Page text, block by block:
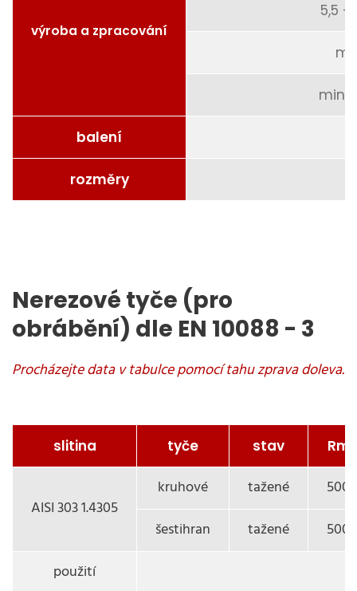
výroba a zpracování
5,5
min.
balení
rozměry
Nerezové tyče (pro
obrábění) dle EN 10088 - 3
slitina tyče stav Rm
AISI 303 1.4305
kruhové tažené
500
šestihran
tažené
500
použití